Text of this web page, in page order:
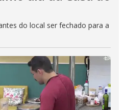
do local ser fechado para a